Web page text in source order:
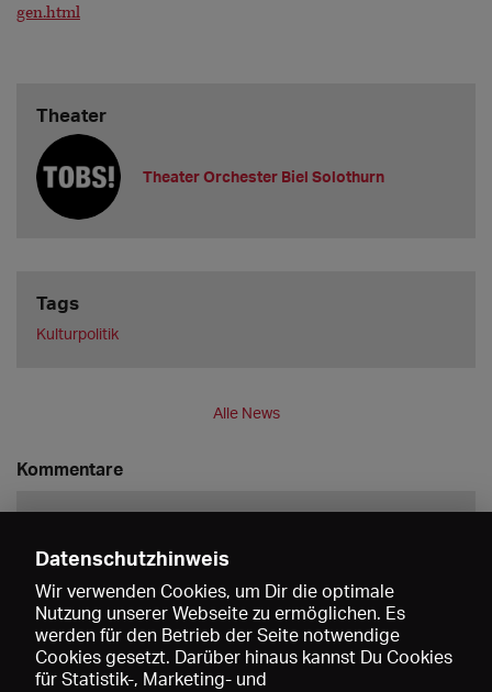
gen.html
Theater
Theater Orchester Biel Solothurn
Tags
Kulturpolitik
Alle News
Kommentare
Speichern
Datenschutzhinweis
Wir verwenden Cookies, um Dir die optimale
Nutzung unserer Webseite zu ermöglichen. Es
werden für den Betrieb der Seite notwendige
Cookies gesetzt. Darüber hinaus kannst Du Cookies
für Statistik-, Marketing- und